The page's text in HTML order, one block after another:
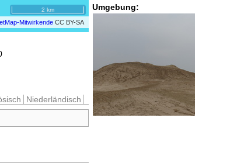
Mitwirkende CC BY-SA
2 km Umgebung:
Niederländisch